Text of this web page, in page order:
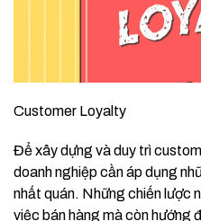
Customer Loyalty
Để xây dựng và duy trì
doanh nghiệp cần áp dụng
nhất quán. Những chiến lược
việc bán hàng mà còn hướng